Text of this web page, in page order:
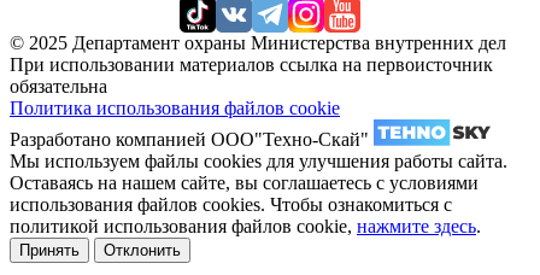
© 2025 Департамент охраны Министерства внутренних дел
При использовании материалов ссылка на первоисточник
обязательна
Политика использования файлов cookie
Разработано компанией ООО"Техно-Скай"
Мы используем файлы cookies для улучшения работы сайта.
Оставаясь на нашем сайте, вы соглашаетесь с условиями
использования файлов cookies. Чтобы ознакомиться с
политикой использования файлов cookie, нажмите здесь.
Принять Отклонить